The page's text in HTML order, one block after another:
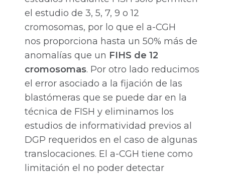
el estudio de 3, 5, 7, 9 o 12
cromosomas, por lo que el a-CGH
nos proporciona hasta un 50% más de
anomalías que un FIHS de 12
cromosomas. Por otro lado reducimos
el error asociado a la fijación de las
blastómeras que se puede dar en la
técnica de FISH y eliminamos los
estudios de informatividad previos al
DGP requeridos en el caso de algunas
translocaciones. El a-CGH tiene como
limitación el no poder detectar